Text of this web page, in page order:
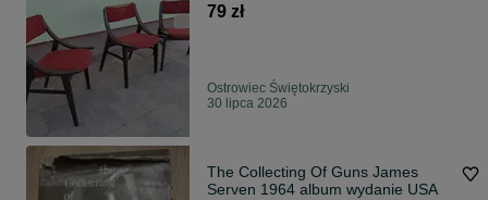
79 zł
Ostrowiec Świętokrzyski
30 lipca 2026
The Collecting Of Guns James
Serven 1964 album wydanie USA